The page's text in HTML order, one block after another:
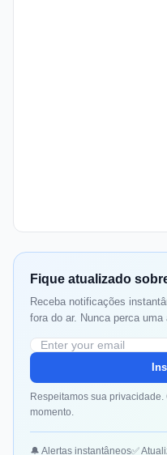
Fique atualizado
Receba notificações
fora do ar. Nunca perca
Respeitamos sua
momento.
🔔 Alertas instantâneos✅